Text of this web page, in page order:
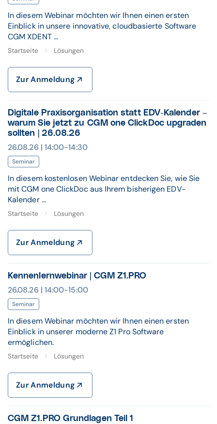
In diesem Webinar möchten wir Ihnen einen ersten
Einblick in unsere innovative, cloudbasierte Software
CGM XDENT ...
Startseite Lösungen
Zur Anmeldung
Digitale Praxisorganisation statt EDV-Kalender –
warum Sie jetzt zu CGM one ClickDoc upgraden
sollten | 26.08.26
26.08.26 | 14:00-14:30
Seminar
In diesem kostenlosen Webinar entdecken Sie, wie Sie
mit CGM one ClickDoc aus Ihrem bisherigen EDV-
Kalender ...
Startseite Lösungen
Zur Anmeldung
Kennenlernwebinar | CGM Z1.PRO
26.08.26 | 14:00-15:00
Seminar
In diesem Webinar möchten wir Ihnen einen ersten
Einblick in unserer moderne Z1 Pro Software
ermöglichen.
Startseite Lösungen
Zur Anmeldung
CGM Z1.PRO Grundlagen Teil 1